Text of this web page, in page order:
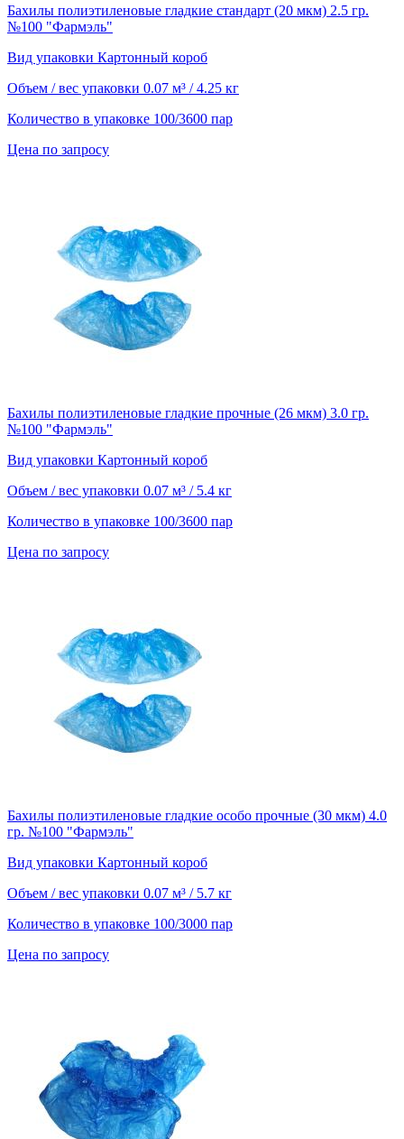
Бахилы полиэтиленовые гладкие стандарт (20 мкм) 2.5 гр.
№100 "Фармэль"
Вид упаковки Картонный короб
Объем / вес упаковки 0.07 м³ / 4.25 кг
Количество в упаковке 100/3600 пар
Цена по запросу
Бахилы полиэтиленовые гладкие прочные (26 мкм) 3.0 гр.
№100 "Фармэль"
Вид упаковки Картонный короб
Объем / вес упаковки 0.07 м³ / 5.4 кг
Количество в упаковке 100/3600 пар
Цена по запросу
Бахилы полиэтиленовые гладкие особо прочные (30 мкм) 4.0
гр. №100 "Фармэль"
Вид упаковки Картонный короб
Объем / вес упаковки 0.07 м³ / 5.7 кг
Количество в упаковке 100/3000 пар
Цена по запросу